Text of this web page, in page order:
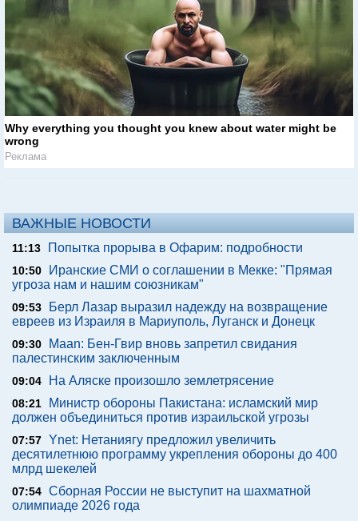
Why everything you thought you knew about water might be
wrong
Реклама
ВАЖНЫЕ НОВОСТИ
11:13 Попытка прорыва в Офарим: подробности
10:50
Иранские СМИ о соглашении в Мекке: "Прямая
угроза нам и нашим союзникам"
09:53
Берл Лазар выразил надежду на возвращение
евреев из Израиля в Мариуполь, Луганск и Донецк
09:30
Maan: Бен-Гвир вновь запретил свидания
палестинским заключенным
09:04 На Аляске произошло землетрясение
08:21
Министр обороны Пакистана: исламский мир
должен объединиться против израильской угрозы
07:57 Ynet: Нетаниягу предложил увеличить
десятилетнюю программу укрепления обороны до 400
млрд шекелей
07:54 Сборная России не выступит на шахматной
олимпиаде 2026 года